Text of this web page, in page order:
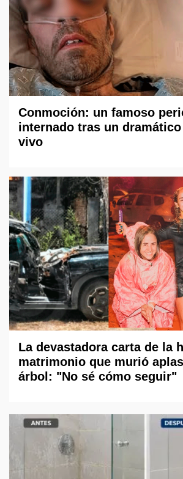
Conmoción: un famoso
internado tras un
vivo
La devastadora carta de la
matrimonio que murió
árbol: "No sé cómo seguir"